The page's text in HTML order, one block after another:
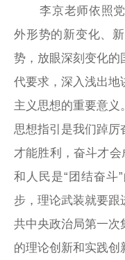
李京老师依照
外形势的新变化、
势，放眼深刻变化的
代要求，深入浅出地
主义思想的重要意义
思想指引是我们踔厉
才能胜利，奋斗才会
和人民是“团结奋斗
步，理论武装就要跟
共中央政治局第一次
的理论创新和实践创